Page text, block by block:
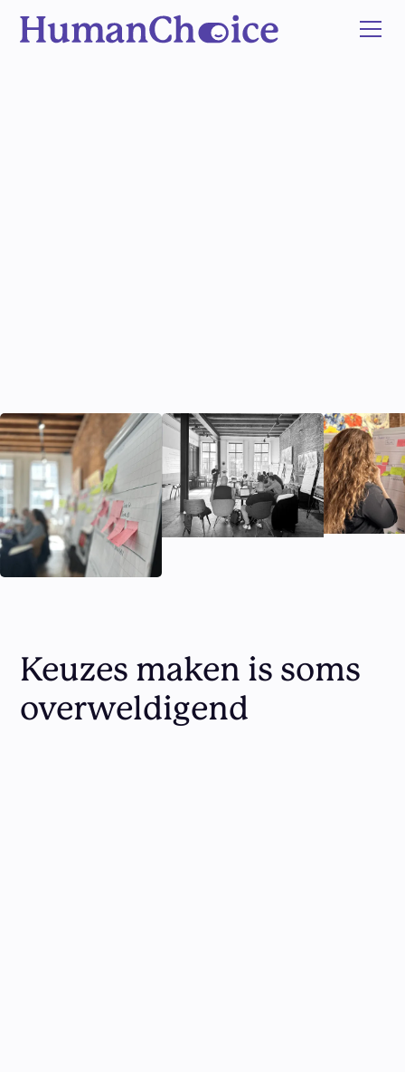
Keuzes maken is soms
overweldigend